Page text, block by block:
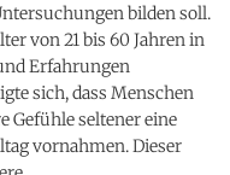
bilden soll.
von 21 bis 60 Jahren in
Erfahrungen
sich, dass Menschen
Gefühle seltener eine
vornahmen. Dieser